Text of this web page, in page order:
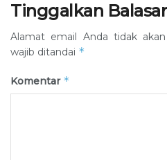
Tinggalkan
Alamat email Anda tidak akan
wajib ditandai *
Komentar *